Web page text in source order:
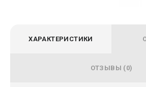
ХАРАКТЕРИСТИКИ
ОТЗЫВЫ (0)